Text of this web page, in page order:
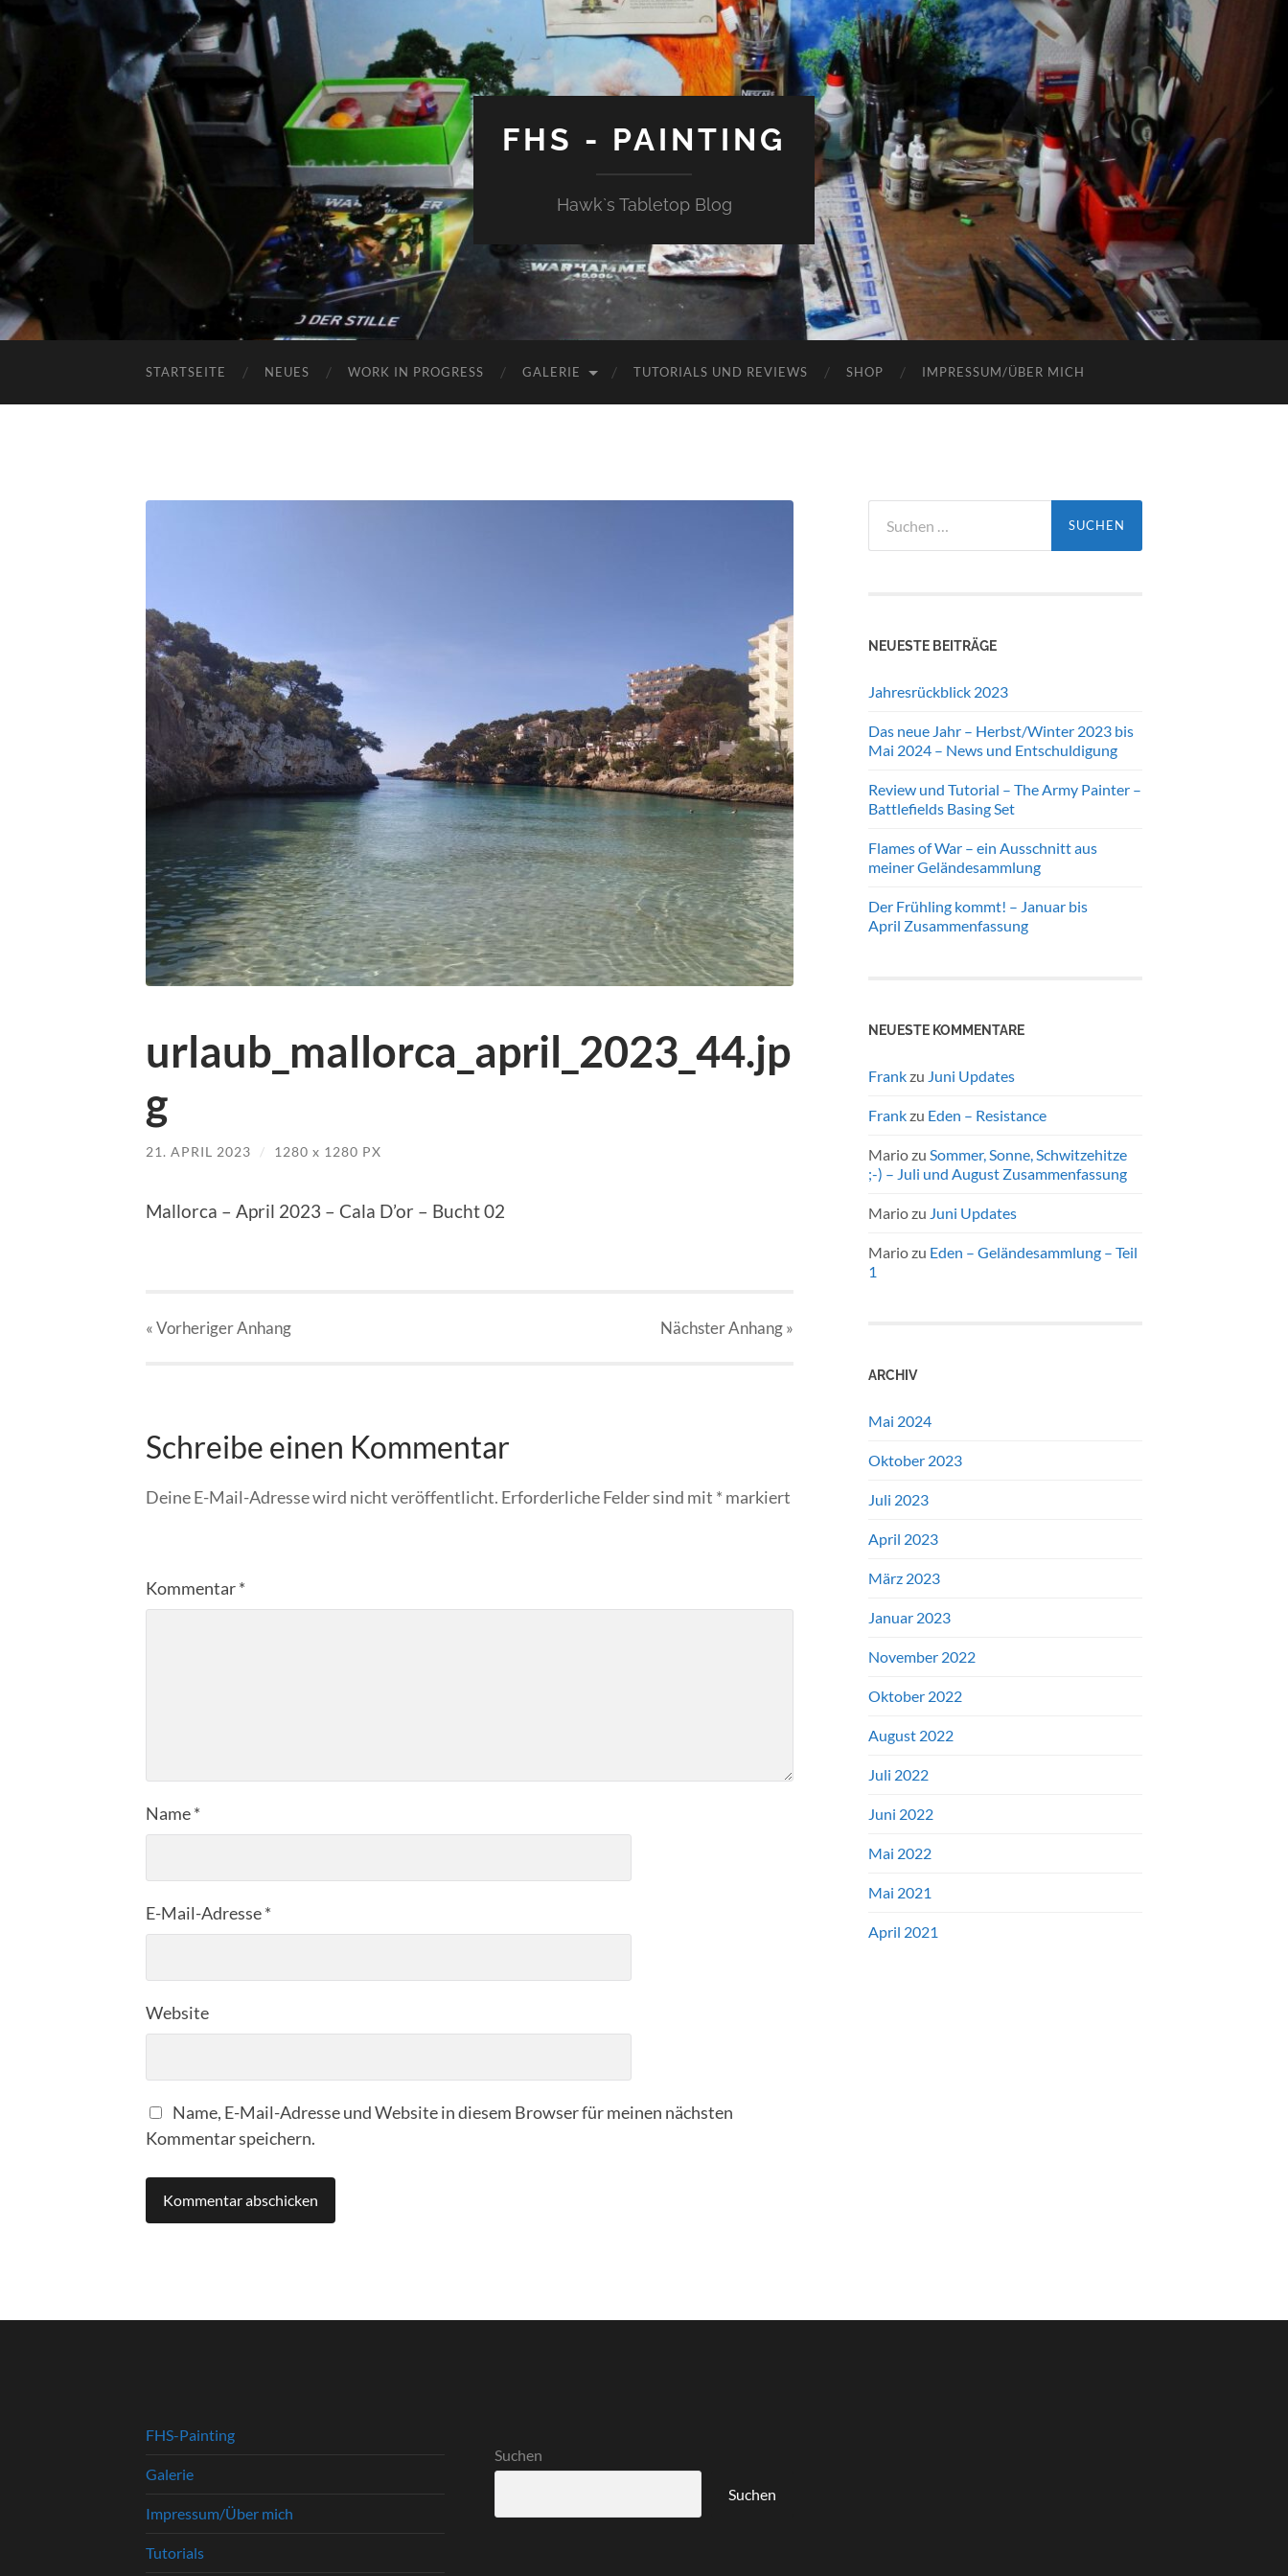
FHS - PAINTING
Hawk`s Tabletop Blog
STARTSEITE NEUES WORK IN PROGRESS GALERIE TUTORIALS UND REVIEWS SHOP IMPRESSUM/ÜBER MICH
urlaub_mallorca_april_2023_44.jp
g
21. APRIL 2023 / 1280 x 1280 PX
Mallorca – April 2023 – Cala D’or – Bucht 02
« VorherigerAnhang NächsterAnhang»
Schreibe einen Kommentar
Deine E-Mail-Adresse wird nicht veröffentlicht. Erforderliche Felder sind mit * markiert
Kommentar*
Name*
E-Mail-Adresse*
Website
Name, E-Mail-Adresse und Website in diesem Browser für meinen nächsten
Kommentar speichern.
nach:
NEUESTE BEITRÄGE
Jahresrückblick 2023
Das neue Jahr – Herbst/Winter 2023 bis
Mai 2024 – News und Entschuldigung
Review und Tutorial – The Army Painter –
Battlefields Basing Set
Flames of War – ein Ausschnitt aus
meiner Geländesammlung
Der Frühling kommt! – Januar bis
April Zusammenfassung
NEUESTE KOMMENTARE
Frankzu Juni Updates
Frankzu Eden – Resistance
Mariozu Sommer, Sonne, Schwitzehitze
;-) – Juli und August Zusammenfassung
Mariozu Juni Updates
Mariozu Eden – Geländesammlung – Teil
1
ARCHIV
Mai 2024
Oktober 2023
Juli 2023
April 2023
März 2023
Januar 2023
November 2022
Oktober 2022
August 2022
Juli 2022
Juni 2022
Mai 2022
Mai 2021
April 2021
FHS-Painting
Galerie
Impressum/Über mich
Tutorials
Suchen
Suchen